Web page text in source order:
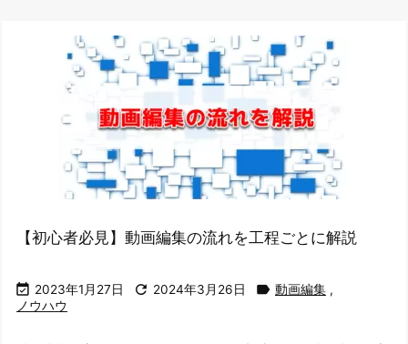
【初心者必見】動画編集の流れを工程ごとに解説
 2023年1月27日  2024年3月26日  動画編集 ,
ノウハウ